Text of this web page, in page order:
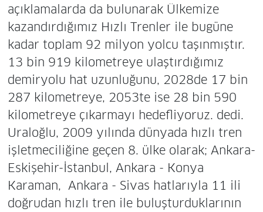
açıklamalarda da bulunarak Ülkemize
kazandırdığımız Hızlı Trenler ile bugüne
kadar toplam 92 milyon yolcu taşınmıştır.
13 bin 919 kilometreye ulaştırdığımız
demiryolu hat uzunluğunu, 2028de 17 bin
287 kilometreye, 2053te ise 28 bin 590
kilometreye çıkarmayı hedefliyoruz. dedi.
Uraloğlu, 2009 yılında dünyada hızlı tren
işletmeciliğine geçen 8. ülke olarak; Ankara-
Eskişehir-İstanbul, Ankara - Konya 
Karaman, Ankara - Sivas hatlarıyla 11 ili
doğrudan hızlı tren ile buluşturduklarının